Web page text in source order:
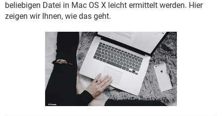
WHATSAPP TIKTOK
FACEBOOK
WINDOWS 10
TIKTOK
HARDWARE
SPIELE STREAMING
ANDROID
INSTAGRAM
TIKTOK
HARDWARE
beliebigen Datei in Mac OS X leicht ermittelt werden. Hier
zeigen wir Ihnen, wie das geht.